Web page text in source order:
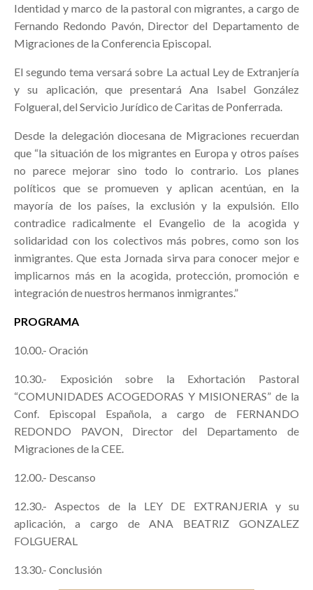
Identidad y marco de la pastoral con migrantes, a cargo de
Fernando Redondo Pavón, Director del Departamento de
Migraciones de la Conferencia Episcopal.
El segundo tema versará sobre La actual Ley de Extranjería
y su aplicación, que presentará Ana Isabel González
Folgueral, del Servicio Jurídico de Caritas de Ponferrada.
Desde la delegación diocesana de Migraciones recuerdan
que “la situación de los migrantes en Europa y otros países
no parece mejorar sino todo lo contrario. Los planes
políticos que se promueven y aplican acentúan, en la
mayoría de los países, la exclusión y la expulsión. Ello
contradice radicalmente el Evangelio de la acogida y
solidaridad con los colectivos más pobres, como son los
inmigrantes. Que esta Jornada sirva para conocer mejor e
implicarnos más en la acogida, protección, promoción e
integración de nuestros hermanos inmigrantes.”
PROGRAMA
10.00.- Oración
10.30.- Exposición sobre la Exhortación Pastoral
“COMUNIDADES ACOGEDORAS Y MISIONERAS” de la
Conf. Episcopal Española, a cargo de FERNANDO
REDONDO PAVON, Director del Departamento de
Migraciones de la CEE.
12.00.- Descanso
12.30.- Aspectos de la LEY DE EXTRANJERIA y su
aplicación, a cargo de ANA BEATRIZ GONZALEZ
FOLGUERAL
13.30.- Conclusión